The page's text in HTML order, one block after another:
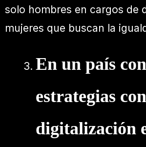
solo hombres en cargos de
mujeres que buscan la
En un país
estrategias
digitalización